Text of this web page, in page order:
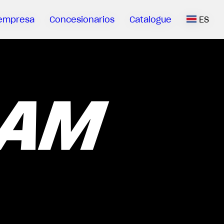
Concesionarios Catalogue ES